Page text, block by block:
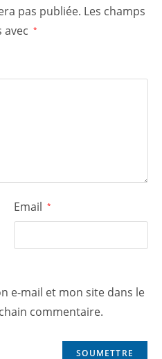
pas publiée. Les champs
*
Email *
e-mail et mon site dans le
commentaire.